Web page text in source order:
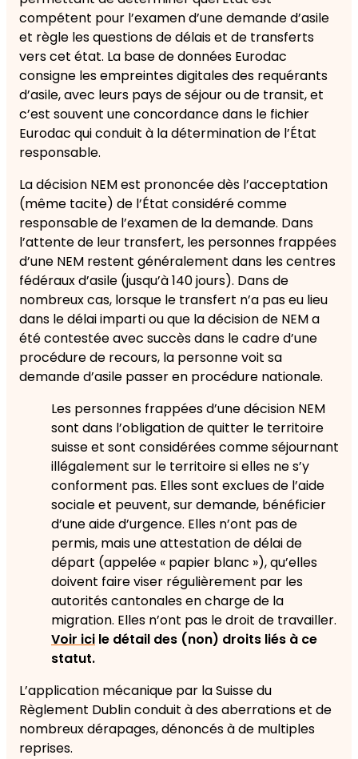
compétent pour l’examen d’une demande d’asile
et règle les questions de délais et de transferts
vers cet état. La base de données Eurodac
consigne les empreintes digitales des requérants
d’asile, avec leurs pays de séjour ou de transit, et
c’est souvent une concordance dans le fichier
Eurodac qui conduit à la détermination de l’État
responsable.
La décision NEM est prononcée dès l’acceptation
(même tacite) de l’État considéré comme
responsable de l’examen de la demande. Dans
l’attente de leur transfert, les personnes frappées
d’une NEM restent généralement dans les centres
fédéraux d’asile (jusqu’à 140 jours). Dans de
nombreux cas, lorsque le transfert n’a pas eu lieu
dans le délai imparti ou que la décision de NEM a
été contestée avec succès dans le cadre d’une
procédure de recours, la personne voit sa
demande d’asile passer en procédure nationale.
Les personnes frappées d’une décision NEM
sont dans l’obligation de quitter le territoire
suisse et sont considérées comme séjournant
illégalement sur le territoire si elles ne s’y
conforment pas. Elles sont exclues de l’aide
sociale et peuvent, sur demande, bénéficier
d’une aide d’urgence. Elles n’ont pas de
permis, mais une attestation de délai de
départ (appelée « papier blanc »), qu’elles
doivent faire viser régulièrement par les
autorités cantonales en charge de la
migration. Elles n’ont pas le droit de travailler.
Voir ici le détail des (non) droits liés à ce
statut.
L’application mécanique par la Suisse du
Règlement Dublin conduit à des aberrations et de
nombreux dérapages, dénoncés à de multiples
reprises.